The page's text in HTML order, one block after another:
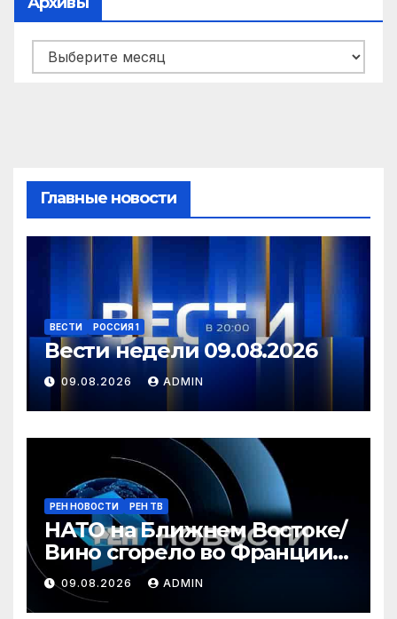
Архивы
Главные новости
ВЕСТИ РОССИЯ 1
Вести недели 09.08.2026
09.08.2026 ADMIN
РЕН НОВОСТИ РЕН ТВ
НАТО на Ближнем Востоке/
Вино сгорело во Франции /
Ядовитые пауки в РФ/ РЕН
Новости 12:30, 09.08.2026
09.08.2026 ADMIN